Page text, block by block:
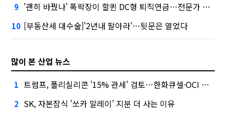
9 '괜히 바꿨나' 폭락장이 할퀸 DC형 퇴직연금…전문가 조언은
10 [부동산세 대수술]'2년내 팔아라'…뒷문은 열었다
많이 본 산업 뉴스
1 트럼프, 폴리실리콘 '15% 관세' 검토…한화큐셀·OCI 영향은?
2 SK, 자본잠식 '쏘카 말레이' 지분 더 사는 이유